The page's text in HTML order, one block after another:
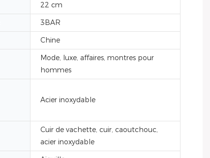
22 cm
3BAR
Chine
Mode, luxe, affaires, montres pour
hommes
Acier inoxydable
Cuir de vachette, cuir, caoutchouc,
acier inoxydable